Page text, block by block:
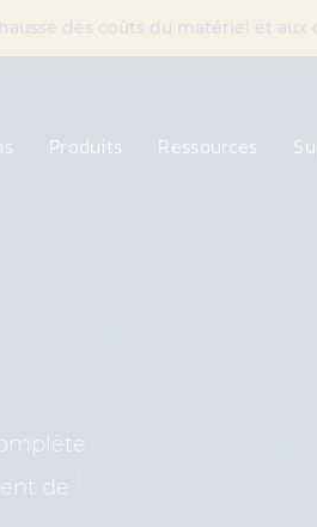
des coûts du matériel et
Produits Ressources
de